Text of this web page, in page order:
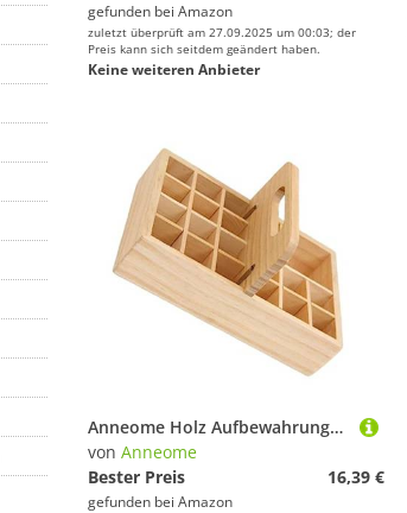
gefunden bei Amazon
zuletzt überprüft am 27.09.2025 um 00:03; der
Preis kann sich seitdem geändert haben.
Keine weiteren Anbieter
Anneome Holz Aufbewahrungskorb für Ätherische Öle Fächer Handgehaltene Holzbox Organizer mit Stabilem Hitze Kältebeständigem Design für Hautpflege und Duftöle
von Anneome
Bester Preis
16,39 €
gefunden bei Amazon